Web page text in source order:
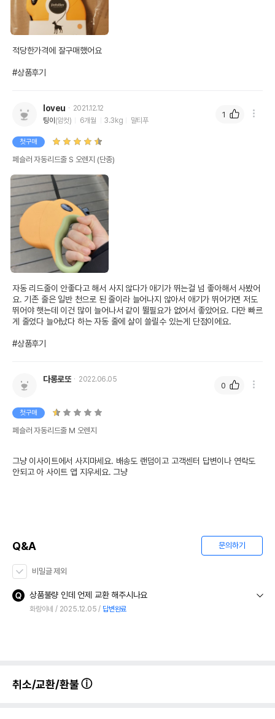
적당한가격에 잘구매했어요
#상품후기
loveu
2021.12.12
팅이 (암컷) 6개월 3.3kg 말티푸
첫구매
페슬러 자동리드줄 S 오렌지 (단종)
자동 리드줄이 안좋다고 해서 사지 않다가 애기가 뛰는걸 넘 좋아해서 사봤어
요. 기존 줄은 일반 천으로 된 줄이라 늘어나지 않아서 애기가 뛰어가면 저도
뛰어야 햇는데 이건 많이 늘어나서 같이 뛸필요가 없어서 좋았어요. 다만 빠르
게 줄었다 늘어났다 하는 자동 줄에 살이 쓸릴수 있는게 단점이에요.
#상품후기
1
다롱로또 2022.06.05
첫구매
페슬러 자동리드줄 M 오렌지
그냥 이사이트에서 사지마세요. 배송도 랜덤이고 고객센터 답변이나 연락도
안되고 아 사이트 앱 지우세요. 그냥
0
Q&A 문의하기
비밀글 제외
상품불량 인데 언제 교환 해주시나요
화랑이네 2025.12.05 답변완료
취소/교환/환불